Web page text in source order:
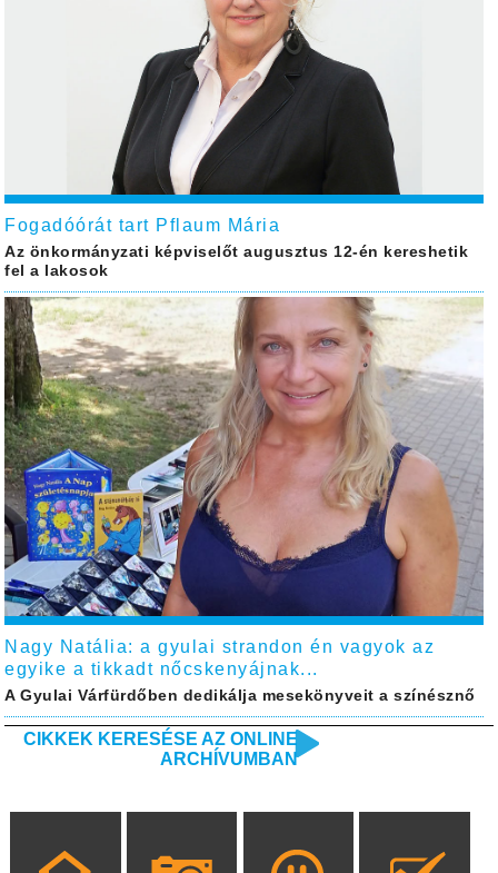
Fogadóórát tart Pflaum Mária
Az önkormányzati képviselőt augusztus 12-én kereshetik
fel a lakosok
Nagy Natália: a gyulai strandon én vagyok az
egyike a tikkadt nőcskenyájnak...
A Gyulai Várfürdőben dedikálja mesekönyveit a színésznő
CIKKEK KERESÉSE AZ ONLINE
ARCHÍVUMBAN